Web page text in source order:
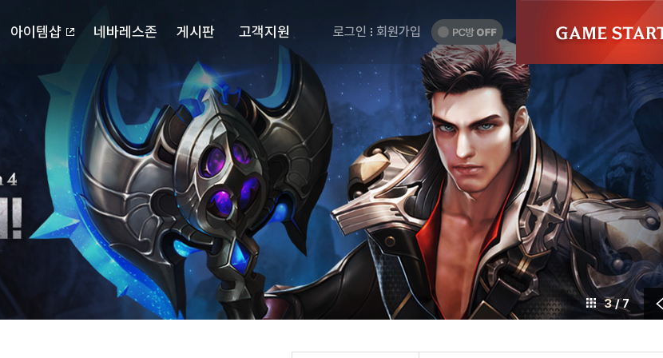
아이템샵 네바레스존
캐릭터 검색
랭킹
게시판
자유게시판
공략게시판
고객지원
다운로드
고객센터
마이페이지
로그인 회원가입
PC
방
OFF
시
작
하
기
4 / 7